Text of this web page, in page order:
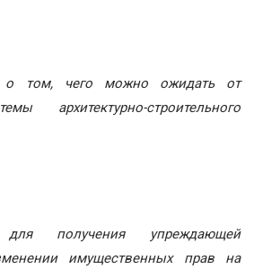
том, чего можно ожидать от
архитектурно-строительного
получения упреждающей
имущественных прав на